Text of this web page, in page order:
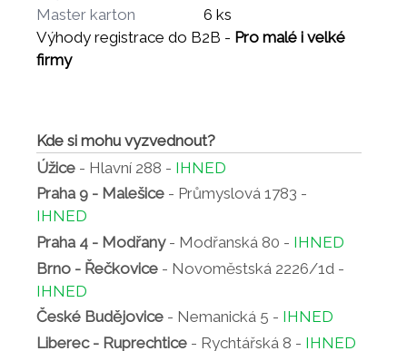
Master karton
6 ks
Výhody registrace do B2B - Pro malé i velké
firmy
Kde si mohu vyzvednout?
Úžice - Hlavní 288 - IHNED
Praha 9 - Malešice - Průmyslová 1783 -
IHNED
Praha 4 - Modřany- Modřanská 80 - IHNED
Brno - Řečkovice - Novoměstská 2226/1d -
IHNED
České Budějovice - Nemanická 5 - IHNED
Liberec - Ruprechtice - Rychtářská 8 - IHNED